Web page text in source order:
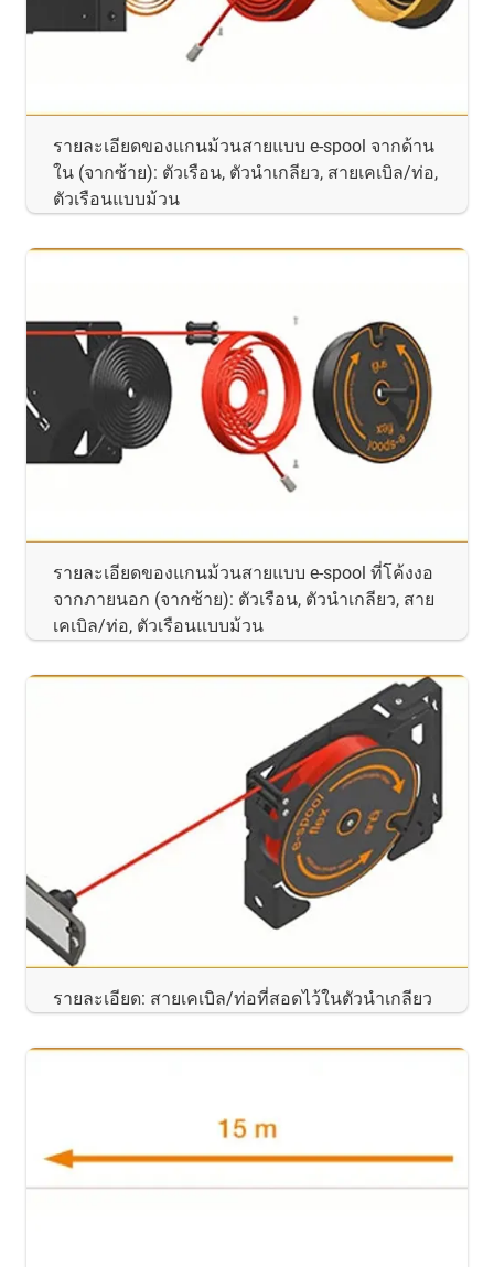
รายละเอียดของแกนม้วนสายแบบ e-spool จากด้าน
ใน (จากซ้าย): ตัวเรือน, ตัวนำเกลียว, สายเคเบิล/ท่อ,
ตัวเรือนแบบม้วน
รายละเอียดของแกนม้วนสายแบบ e-spool ที่โค้งงอ
จากภายนอก (จากซ้าย): ตัวเรือน, ตัวนำเกลียว, สาย
เคเบิล/ท่อ, ตัวเรือนแบบม้วน
รายละเอียด: สายเคเบิล/ท่อที่สอดไว้ในตัวนำเกลียว